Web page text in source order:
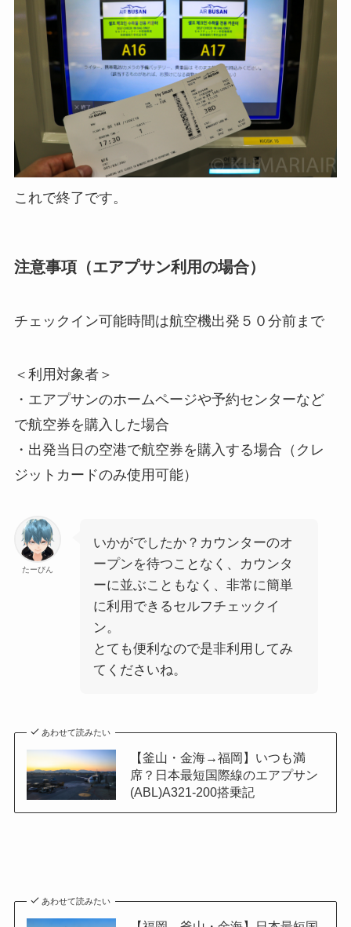
これで終了です。
注意事項（エアプサン利用の場合）
チェックイン可能時間は航空機出発５０分前まで
＜利用対象者＞
・エアプサンのホームページや予約センターなど
で航空券を購入した場合
・出発当日の空港で航空券を購入する場合（クレ
ジットカードのみ使用可能）
たーびん
いかがでしたか？カウンターのオ
ープンを待つことなく、カウンタ
ーに並ぶこともなく、非常に簡単
に利用できるセルフチェックイ
ン。
とても便利なので是非利用してみ
てくださいね。
あわせて読みたい
【釜山・金海→福岡】いつも満
席？日本最短国際線のエアプサン
(ABL)A321-200搭乗記
あわせて読みたい